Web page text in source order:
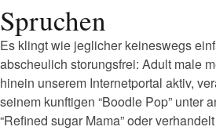
Spruchen
Es klingt wie jeglicher keineswegs
abscheulich storungsfrei: Adult male
hinein unserem Internetportal aktiv,
seinem kunftigen “Boodle Pop” unter
“Refined sugar Mama” oder